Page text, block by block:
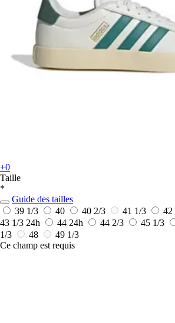
+0
Taille
*
Guide des tailles
39 1/3
40 40 2/3 41 1/3 42
43 1/3 24h 44 24h 44 2/3 45 1/3
1/3
48
49 1/3
Ce champ est requis